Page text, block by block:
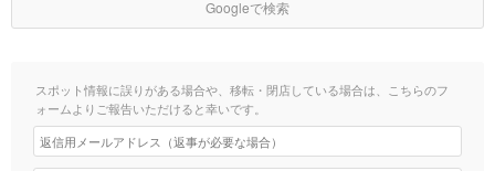
Googleで検索
スポット情報に誤りがある場合や、移転・閉店している場合は、こちらのフ
ォームよりご報告いただけると幸いです。